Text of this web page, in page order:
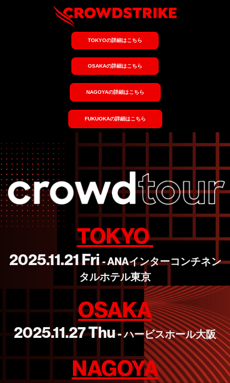
TOKYOの詳細はこちら
OSAKAの詳細はこちら
NAGOYAの詳細はこちら
FUKUOKAの詳細はこちら
TOKYO
2025.11.21 Fri-ANAインターコンチネン
タルホテル東京
OSAKA
2025.11.27 Thu-ハービスホール大阪
NAGOYA